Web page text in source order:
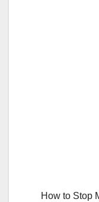
How to Stop